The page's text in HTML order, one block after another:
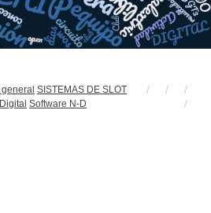
general SISTEMAS DE SLOT
Software N-D